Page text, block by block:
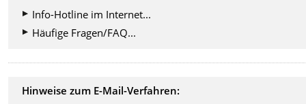
Info-Hotline im Internet...
Häufige Fragen/FAQ...
Hinweise zum E-Mail-Verfahren: